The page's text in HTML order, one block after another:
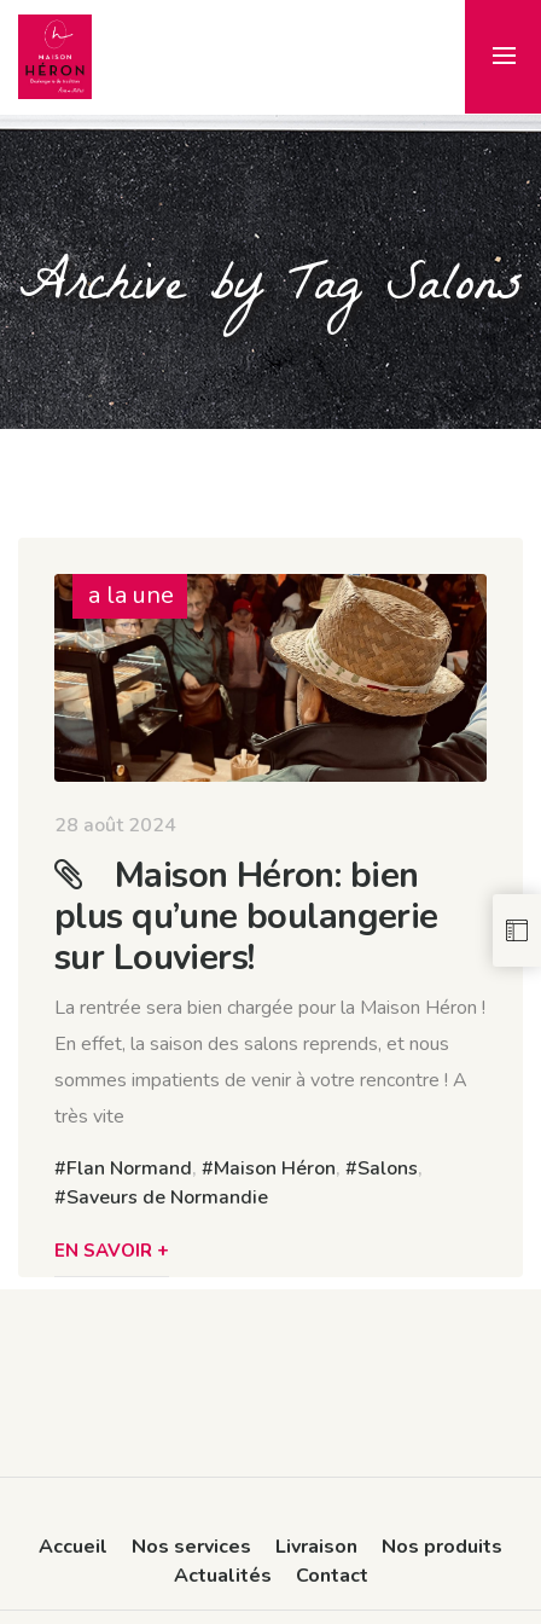
Archive by Tag Salons
a la une
28 août 2024
Maison Héron: bien
plus qu’une boulangerie
sur Louviers!
La rentrée sera bien chargée pour la Maison Héron !
En effet, la saison des salons reprends, et nous
sommes impatients de venir à votre rencontre ! A
très vite
Flan Normand, Maison Héron, Salons,
Saveurs de Normandie
EN SAVOIR +
Accueil Nos services Livraison
Nos produits
Actualités
Contact